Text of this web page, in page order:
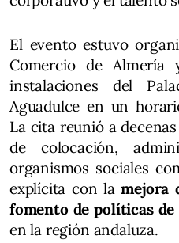
El evento estuvo
Comercio de
instalaciones del
Aguadulce en un
La cita reunió a
de colocación,
organismos sociales
explícita con lamejora
fomento de políticas
en la región andaluza.